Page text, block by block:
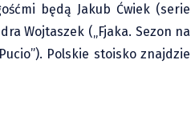
będą Jakub Ćwiek (serie
Wojtaszek („Fjaka. Sezon na
Polskie stoisko znajdzie